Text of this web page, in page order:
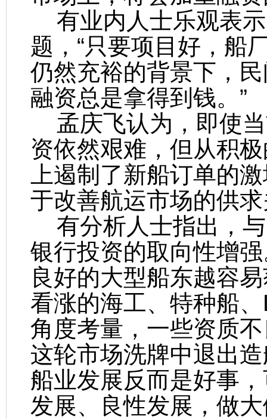
有业内人士乐观表
题，“只要项目好，船
仍然充裕的背景下，
融资总是拿得到钱。”
孟庆飞认为，即使
资依然艰难，但从积
上遏制了新船订单的
于改善航运市场的供
有分析人士指出，与
银行投资的取向性增
良好的大型船东越容
看涨的海工、特种船
角度考量，一些资质
这轮市场洗牌中退出
船业发展反而是好事
发展、良性发展，做大